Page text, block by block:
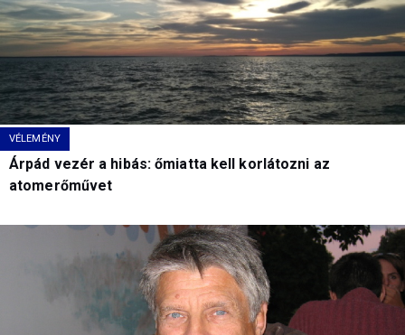
VÉLEMÉNY
Árpád vezér a hibás: őmiatta kell korlátozni az
atomerőművet